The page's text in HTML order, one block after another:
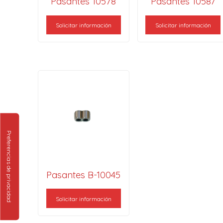
Solicitar información Solicitar información
Pasantes B-10045
Solicitar información